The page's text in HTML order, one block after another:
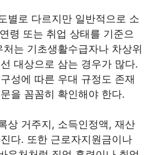
별로 다르지만 일반적으로 소
령 또는 취업 상태를 기준으
는 기초생활수급자나 차상위
대상으로 삼는 경우가 많다.
성에 따른 우대 규정도 존재
을 꼼꼼히 확인해야 한다.
상 거주지, 소득인정액, 재산
다. 또한 근로자지원금이나